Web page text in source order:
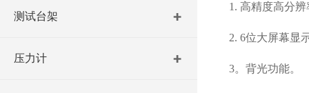
测试台架
压力计
1. 高精度高分辨
2. 6位大屏幕显
3。背光功能。